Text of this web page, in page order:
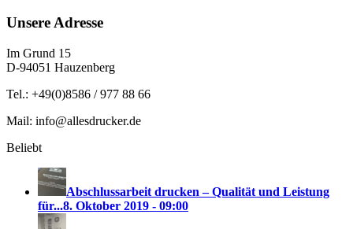
Unsere Adresse
Im Grund 15
D-94051 Hauzenberg
Tel.: +49(0)8586 / 977 88 66
Mail: info@allesdrucker.de
Beliebt
Abschlussarbeit drucken – Qualität und Leistung
für...8. Oktober 2019 - 09:00